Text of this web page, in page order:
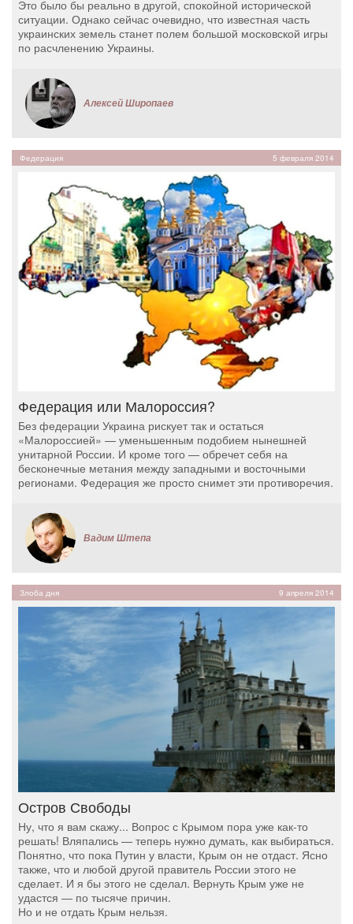
Это было бы реально в другой, спокойной исторической
ситуации. Однако сейчас очевидно, что известная часть
украинских земель станет полем большой московской игры
по расчленению Украины.
Алексей Широпаев
Федерация 5 февраля 2014
Федерация или Малороссия?
Без федерации Украина рискует так и остаться
«Малороссией» — уменьшенным подобием нынешней
унитарной России. И кроме того — обречет себя на
бесконечные метания между западными и восточными
регионами. Федерация же просто снимет эти противоречия.
Вадим Штепа
Злоба дня 9 апреля 2014
Остров Свободы
Ну, что я вам скажу... Вопрос с Крымом пора уже как-то
решать! Вляпались — теперь нужно думать, как выбираться.
Понятно, что пока Путин у власти, Крым он не отдаст. Ясно
также, что и любой другой правитель России этого не
сделает. И я бы этого не сделал. Вернуть Крым уже не
удастся — по тысяче причин.
Но и не отдать Крым нельзя.